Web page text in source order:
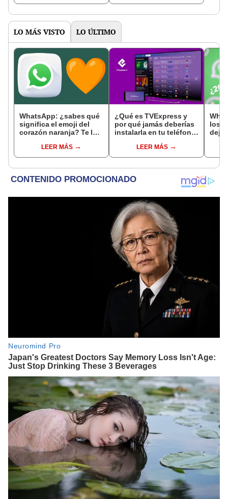
LO MÁS VISTO LO ÚLTIMO
WhatsApp: ¿sabes qué
significa el emoji del
corazón naranja? Te lo
LEER MÁS
¿Qué es TVExpress y
por qué jamás deberías
instalarla en tu teléfono
LEER MÁS
los